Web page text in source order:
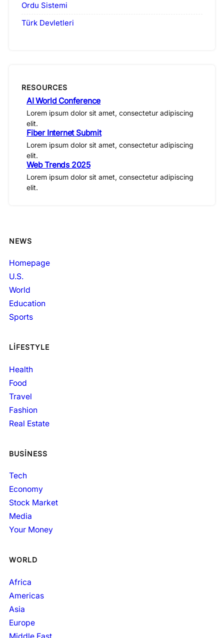
Ordu Sistemi
Türk Devletleri
RESOURCES
AI World Conference
Lorem ipsum dolor sit amet, consectetur adipiscing
elit.
Fiber Internet Submit
Lorem ipsum dolor sit amet, consectetur adipiscing
elit.
Web Trends 2025
Lorem ipsum dolor sit amet, consectetur adipiscing
elit.
NEWS
Homepage
U.S.
World
Education
Sports
LIFESTYLE
Health
Food
Travel
Fashion
Real Estate
BUSINESS
Tech
Economy
Stock Market
Media
Your Money
WORLD
Africa
Americas
Asia
Europe
Middle East